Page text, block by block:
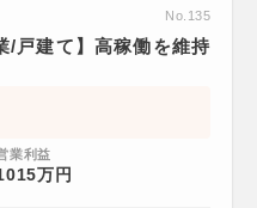
No.135
/戸建て】高稼働を維持
業利益
万円